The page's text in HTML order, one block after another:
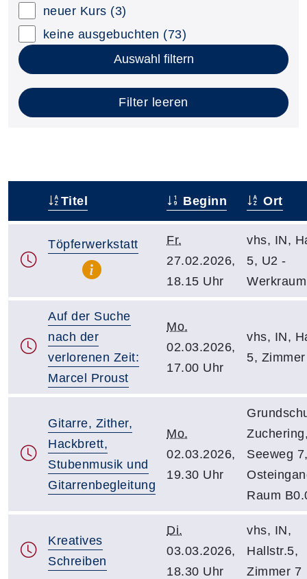
neuer Kurs (3)
keine ausgebuchten (73)
Auswahl filtern
Filter leeren
Titel Beginn Ort
Töpferwerkstatt
Fr.
27.02.2026,
18.15 Uhr
vhs, IN,
5, U2 -
Werkraum
Auf der Suche
nach der
verlorenen Zeit:
Marcel Proust
Mo.
02.03.2026,
17.00 Uhr
vhs, IN,
5,
Gitarre, Zither,
Hackbrett,
Stubenmusik und
Gitarrenbegleitung
Mo.
02.03.2026,
19.30 Uhr
Seeweg
Raum
Kreatives
Schreiben
Di.
03.03.2026,
18.30 Uhr
vhs, IN,
Hallstr.5,
Zimmer 7